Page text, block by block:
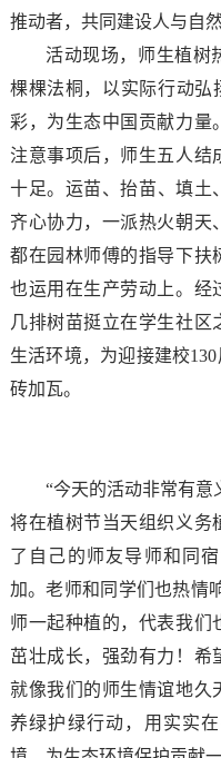
推动者，共同建设人与自
活动现场，师生植树
棵棵法桐，以实际行动弘
彩，为生态中国贡献力量
注意事项后，师生五人结
十足。运苗、抬苗、填
齐心协力，一派热火朝天
都在园林师傅的指导下扶
也运用在生产劳动上。经
几排树苗挺立在学生社区
生活环境，为迎接建校
砖加瓦。
“今天的活动非常有意
将在植树节当天组织义务
了自己的师友导师和同
加。老师和同学们也热情
师一起种植的，代表我们
茁壮成长，强劲有力！希
就像我们的师生情谊地久
养绿护绿行动，用实实